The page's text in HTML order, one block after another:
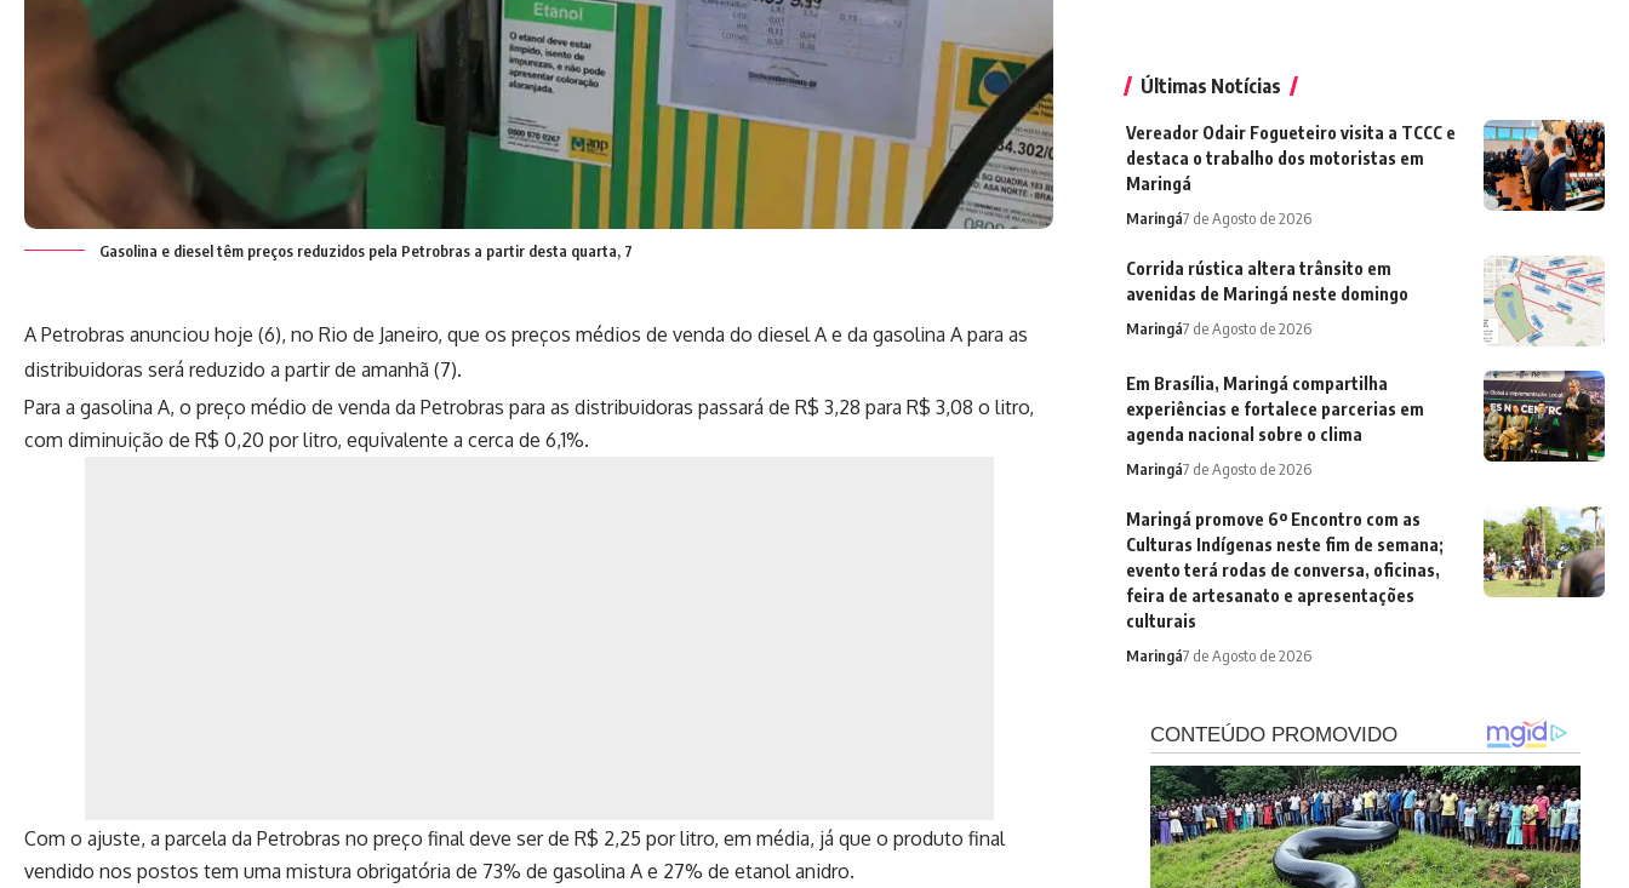
Gasolina e diesel têm preços reduzidos pela Petrobras a partir desta quarta, 7
A Petrobras anunciou hoje (6), no Rio de Janeiro, que os preços médios de venda do diesel A e da gasolina A para as
distribuidoras será reduzido a partir de amanhã (7).
Para a gasolina A, o preço médio de venda da Petrobras para as distribuidoras passará de R$ 3,28 para R$ 3,08 o litro,
com diminuição de R$ 0,20 por litro, equivalente a cerca de 6,1%.
Com o ajuste, a parcela da Petrobras no preço final deve ser de R$ 2,25 por litro, em média, já que o produto final
vendido nos postos tem uma mistura obrigatória de 73% de gasolina A e 27% de etanol anidro.
Últimas Notícias
Vereador Odair Fogueteiro visita a TCCC e
destaca o trabalho dos motoristas em
Maringá
Maringá7 de Agosto de 2026
Corrida rústica altera trânsito em
avenidas de Maringá neste domingo
Maringá7 de Agosto de 2026
Em Brasília, Maringá compartilha
experiências e fortalece parcerias em
agenda nacional sobre o clima
Maringá7 de Agosto de 2026
Maringá promove 6º Encontro com as
Culturas Indígenas neste fim de semana;
evento terá rodas de conversa, oficinas,
feira de artesanato e apresentações
culturais
Maringá7 de Agosto de 2026